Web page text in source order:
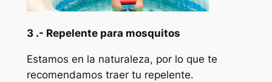
3 .- Repelente para mosquitos
Estamos en la naturaleza, por lo que te
recomendamos traer tu repelente.